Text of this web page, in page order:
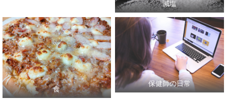
減塩
食
保健師の日常